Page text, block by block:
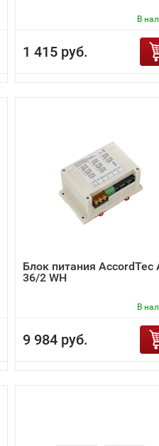
В
1 415 руб.
Блок питания AccordTec
36/2 WH
В
9 984 руб.